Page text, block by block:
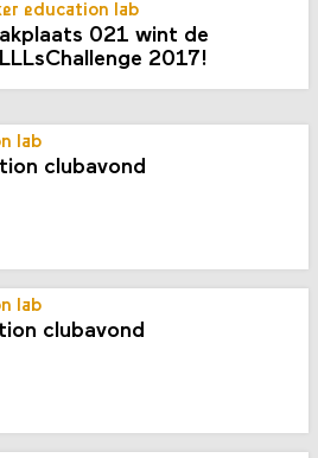
education lab
021 wint de
2017!
lab
clubavond
lab
clubavond